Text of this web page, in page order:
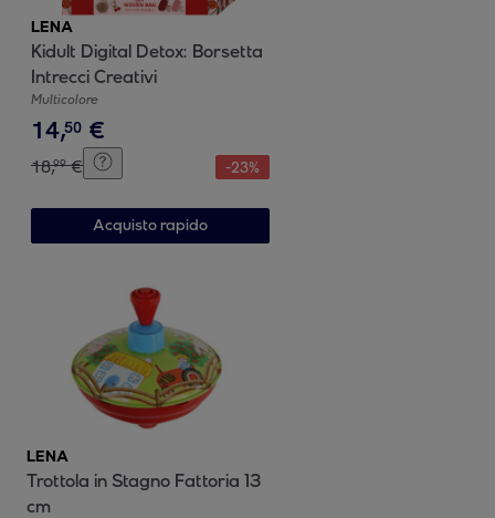
LENA
Kidult Digital Detox: Borsetta
Intrecci Creativi
Multicolore
14,50 €
18,99 € -23%
Acquisto rapido
LENA
Trottola in Stagno Fattoria 13
cm